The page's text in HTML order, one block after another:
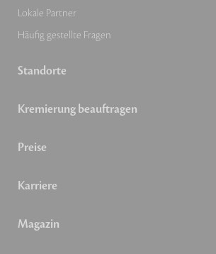
Lokale Partner
Häufig gestellte Fragen
Standorte
Kremierung beauftragen
Preise
Karriere
Magazin